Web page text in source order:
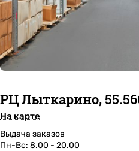
РЦ Лыткарино,
На карте
Выдача заказов
Пн-Вс: 8.00 - 20.00